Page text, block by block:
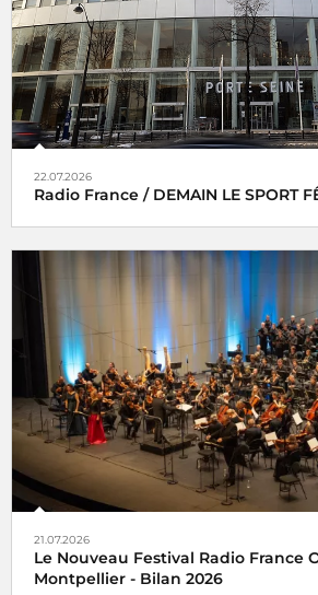
22.07.2026
Radio France / DEMAIN LE SPORT
21.07.2026
Le Nouveau Festival Radio France
Montpellier - Bilan 2026